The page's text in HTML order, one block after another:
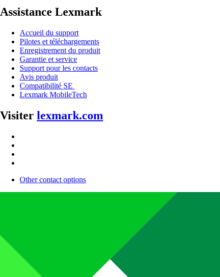
Assistance Lexmark
Accueil du support
Pilotes et téléchargements
Enregistrement du produit
Garantie et service
Support pour les contacts
Avis produit
Compatibilité SE
Lexmark MobileTech
Visiter lexmark.com
Other contact options